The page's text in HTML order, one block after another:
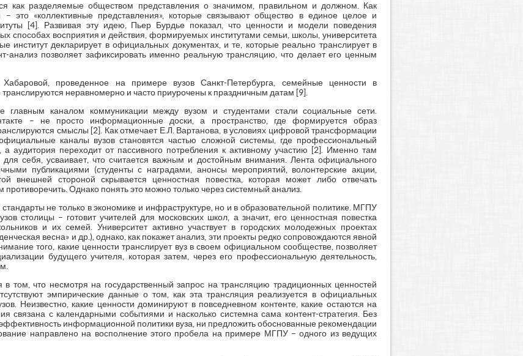
как разделяемые обществом представления о значимом, правильном и должном. Как
это «коллективные представления», которые связывают общество в единое целое и
[4]. Развивая эту идею, Пьер Бурдье показал, что ценности и модели поведения
способах восприятия и действия, формируемых институтами семьи, школы, университета
институт декларирует в официальных документах, и те, которые реально транслирует в
анализ позволяет зафиксировать именно реальную трансляцию, что делает его ценным
проведенное на примере вузов Санкт-Петербурга, семейные ценности в
неравномерно и часто приурочены к праздничным датам [9].
каналом коммуникации между вузом и студентами стали социальные сети.
– не просто информационные доски, а пространство, где формируется образ
смыслы [2]. Как отмечает Е.Л. Вартанова, в условиях цифровой трансформации
каналы вузов становятся частью сложной системы, где профессиональный
а аудитория переходит от пассивного потребления к активному участию [2]. Именно там
для себя, усваивает, что считается важным и достойным внимания. Лента официального
публикациями (студенты с наградами, анонсы мероприятий, волонтерские акции,
внешней стороной скрывается ценностная повестка, которая может либо отвечать
Однако понять это можно только через системный анализ.
не только в экономике и инфраструктуре, но и в образовательной политике. МГПУ
столицы – готовит учителей для московских школ, а значит, его ценностная повестка
и их семей. Университет активно участвует в городских молодежных проектах
весна» и др.), однако, как покажет анализ, эти проекты редко сопровождаются явной
того, какие ценности транслирует вуз в своем официальном сообществе, позволяет
будущего учителя, которая затем, через его профессиональную деятельность,
том, что несмотря на государственный запрос на трансляцию традиционных ценностей
эмпирические данные о том, как эта трансляция реализуется в официальных
Неизвестно, какие ценности доминируют в повседневном контенте, какие остаются на
связана с календарными событиями и насколько системна сама контент-стратегия. Без
информационной политики вуза, ни предложить обоснованные рекомендации
направлено на восполнение этого пробела на примере МГПУ – одного из ведущих